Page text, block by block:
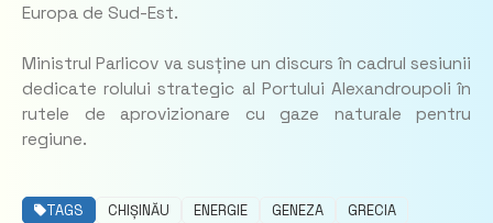
Europa de Sud-Est.
Ministrul Parlicov va susține un discurs în cadrul sesiunii
dedicate rolului strategic al Portului Alexandroupoli în
rutele de aprovizionare cu gaze naturale pentru
regiune.
TAGS CHIȘINĂU ENERGIE GENEZA
GRECIA